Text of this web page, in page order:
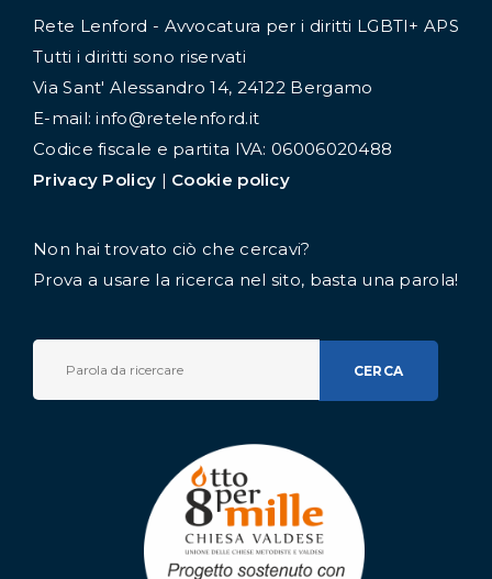
Rete Lenford - Avvocatura per i diritti LGBTI+ APS
Tutti i diritti sono riservati
Via Sant' Alessandro 14, 24122 Bergamo
E-mail: info@retelenford.it
Codice fiscale e partita IVA: 06006020488
Privacy Policy | Cookie policy
Non hai trovato ciò che cercavi?
Prova a usare la ricerca nel sito, basta una parola!
CERCA